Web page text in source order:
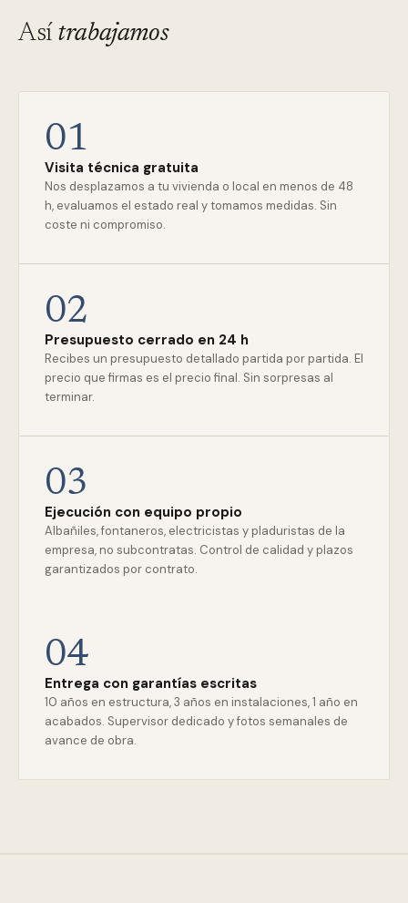
Así trabajamos
01
Visita técnica gratuita
Nos desplazamos a tu vivienda o local en menos de 48
h, evaluamos el estado real y tomamos medidas. Sin
coste ni compromiso.
02
Presupuesto cerrado en 24 h
Recibes un presupuesto detallado partida por partida. El
precio que firmas es el precio final. Sin sorpresas al
terminar.
03
Ejecución con equipo propio
Albañiles, fontaneros, electricistas y pladuristas de la
empresa, no subcontratas. Control de calidad y plazos
garantizados por contrato.
04
Entrega con garantías escritas
10 años en estructura, 3 años en instalaciones, 1 año en
acabados. Supervisor dedicado y fotos semanales de
avance de obra.